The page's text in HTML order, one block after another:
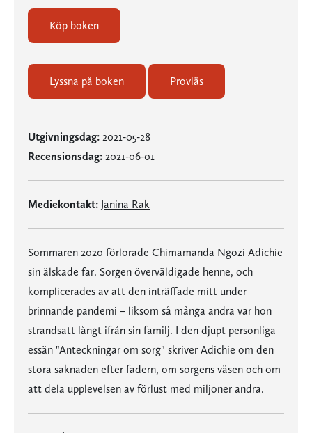
Köp boken
Lyssna på boken Provläs
Utgivningsdag: 2021-05-28
Recensionsdag: 2021-06-01
Mediekontakt: Janina Rak
Sommaren 2020 förlorade Chimamanda Ngozi Adichie
sin älskade far. Sorgen överväldigade henne, och
komplicerades av att den inträffade mitt under
brinnande pandemi – liksom så många andra var hon
strandsatt långt ifrån sin familj. I den djupt personliga
essän "Anteckningar om sorg" skriver Adichie om den
stora saknaden efter fadern, om sorgens väsen och om
att dela upplevelsen av förlust med miljoner andra.